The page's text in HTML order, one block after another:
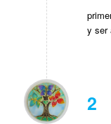
y ser
2